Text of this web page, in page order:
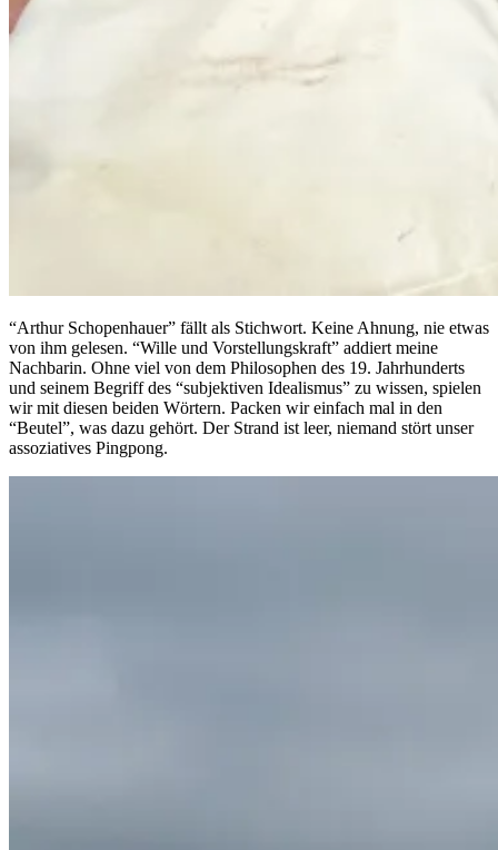
“Arthur Schopenhauer” fällt als Stichwort. Keine Ahnung, nie etwas
von ihm gelesen. “Wille und Vorstellungskraft” addiert meine
Nachbarin. Ohne viel von dem Philosophen des 19. Jahrhunderts
und seinem Begriff des “subjektiven Idealismus” zu wissen, spielen
wir mit diesen beiden Wörtern. Packen wir einfach mal in den
“Beutel”, was dazu gehört. Der Strand ist leer, niemand stört unser
assoziatives Pingpong.